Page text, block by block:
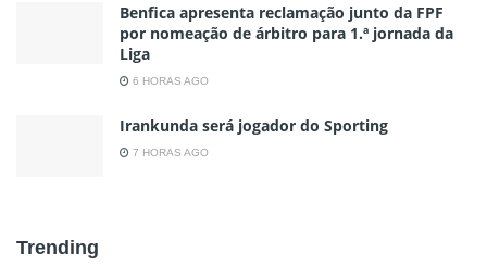
Benfica apresenta reclamação junto da FPF
por nomeação de árbitro para 1.ª jornada da
Liga
6 HORAS AGO
Irankunda será jogador do Sporting
7 HORAS AGO
Trending